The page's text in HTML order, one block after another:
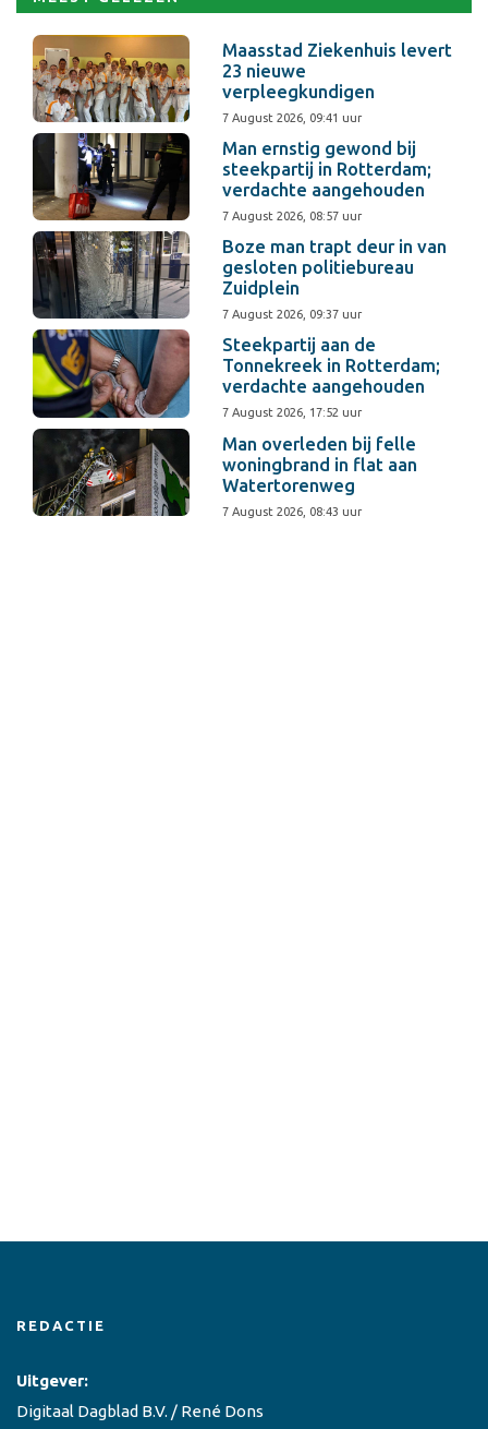
Maasstad Ziekenhuis levert
23 nieuwe
verpleegkundigen
7 August 2026, 09:41 uur
Man ernstig gewond bij
steekpartij in Rotterdam;
verdachte aangehouden
7 August 2026, 08:57 uur
Boze man trapt deur in van
gesloten politiebureau
Zuidplein
7 August 2026, 09:37 uur
Steekpartij aan de
Tonnekreek in Rotterdam;
verdachte aangehouden
7 August 2026, 17:52 uur
Man overleden bij felle
woningbrand in flat aan
Watertorenweg
7 August 2026, 08:43 uur
REDACTIE
Uitgever:
Digitaal Dagblad B.V. / René Dons